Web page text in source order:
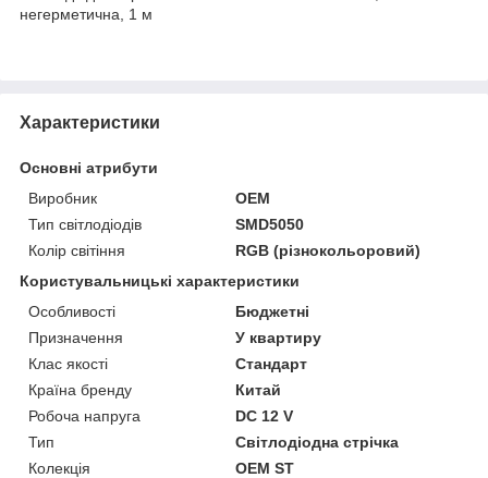
негерметична, 1 м
Характеристики
Основні атрибути
Виробник
OEM
Тип світлодіодів
SMD5050
Колір світіння
RGB (різнокольоровий)
Користувальницькі характеристики
Особливості
Бюджетні
Призначення
У квартиру
Клас якості
Стандарт
Країна бренду
Китай
Робоча напруга
DC 12 V
Тип
Світлодіодна стрічка
Колекція
OEM ST